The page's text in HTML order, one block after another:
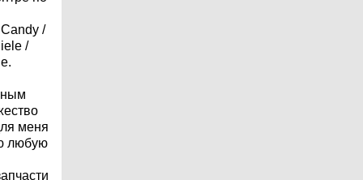
/
/
меня
любую